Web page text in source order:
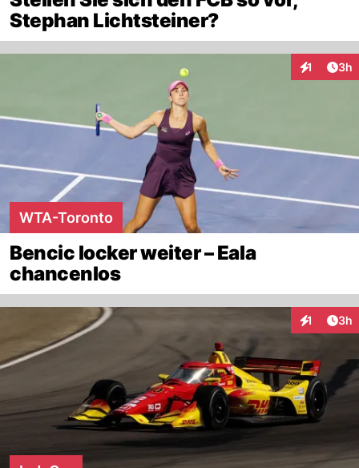
Stephan Lichtsteiner?
1 3h
WTA-Toronto
Bencic locker weiter – Eala
chancenlos
1 3h